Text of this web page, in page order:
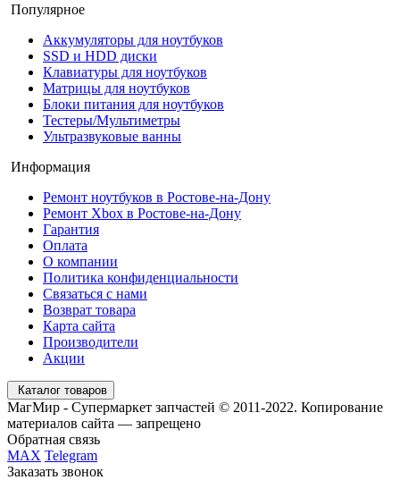
Популярное
Аккумуляторы для ноутбуков
SSD и HDD диски
Клавиатуры для ноутбуков
Матрицы для ноутбуков
Блоки питания для ноутбуков
Тестеры/Мультиметры
Ультразвуковые ванны
Информация
Ремонт ноутбуков в Ростове-на-Дону
Ремонт Xbox в Ростове-на-Дону
Гарантия
Оплата
О компании
Политика конфиденциальности
Связаться с нами
Возврат товара
Карта сайта
Производители
Акции
Каталог товаров
МагМир - Супермаркет запчастей © 2011-2022. Копирование
материалов сайта — запрещено
Обратная связь
MAX Telegram
Заказать звонок